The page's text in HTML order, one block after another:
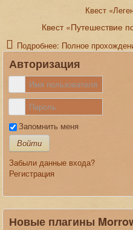
Квест
Квест «Путешествие
Подробнее: Полное
Авторизация
Запомнить меня
Войти
Забыли данные входа?
Регистрация
Новые плагины